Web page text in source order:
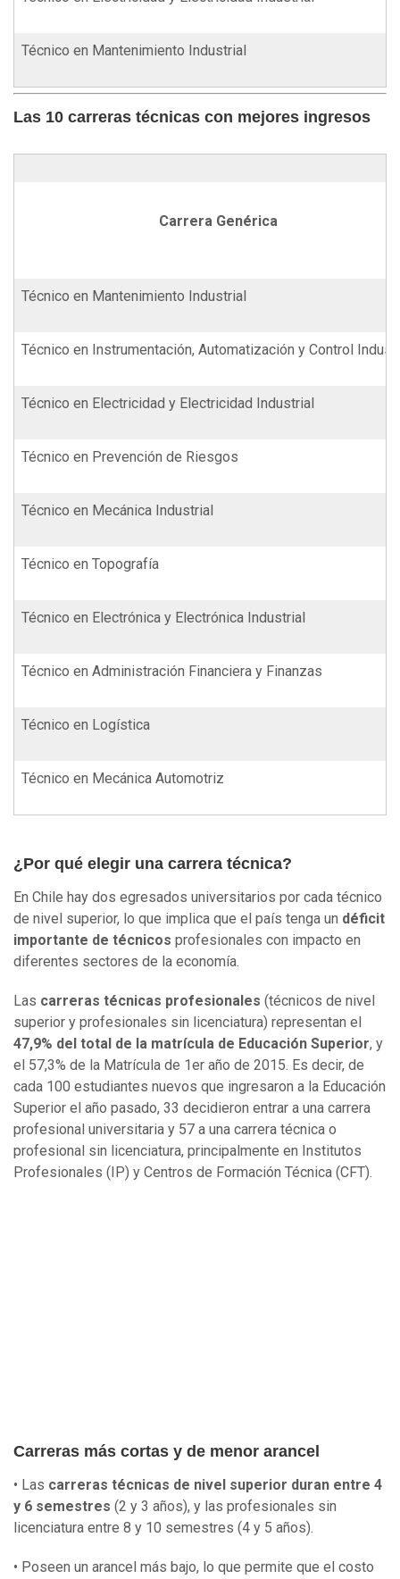
Técnico en Mantenimiento Industrial
Las 10 carreras técnicas con mejores ingresos
Carrera Genérica
Técnico en Mantenimiento Industrial
Técnico en Instrumentación, Automatización y Control
Técnico en Electricidad y Electricidad Industrial
Técnico en Prevención de Riesgos
Técnico en Mecánica Industrial
Técnico en Topografía
Técnico en Electrónica y Electrónica Industrial
Técnico en Administración Financiera y Finanzas
Técnico en Logística
Técnico en Mecánica Automotriz
¿Por qué elegir una carrera técnica?
En Chile hay dos egresados universitarios por cada técnico
de nivel superior, lo que implica que el país tenga un déficit
importante de técnicos profesionales con impacto en
diferentes sectores de la economía.
Las carreras técnicas profesionales (técnicos de nivel
superior y profesionales sin licenciatura) representan el
47,9% del total de la matrícula de Educación Superior, y
el 57,3% de la Matrícula de 1er año de 2015. Es decir, de
cada 100 estudiantes nuevos que ingresaron a la Educación
Superior el año pasado, 33 decidieron entrar a una carrera
profesional universitaria y 57 a una carrera técnica o
profesional sin licenciatura, principalmente en Institutos
Profesionales (IP) y Centros de Formación Técnica (CFT).
Carreras más cortas y de menor arancel
• Las carreras técnicas de nivel superior duran entre 4
y 6 semestres (2 y 3 años), y las profesionales sin
licenciatura entre 8 y 10 semestres (4 y 5 años).
• Poseen un arancel más bajo, lo que permite que el costo